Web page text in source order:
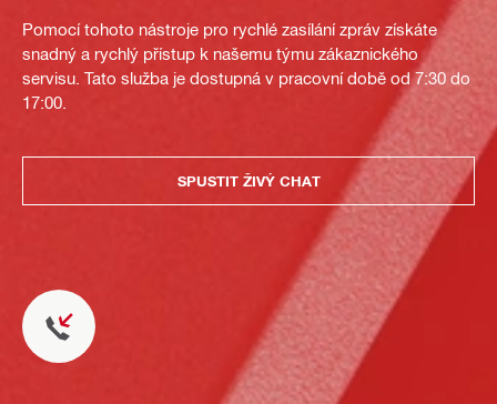
Pomocí tohoto nástroje pro rychlé zasílání zpráv získáte
snadný a rychlý přístup k našemu týmu zákaznického
servisu. Tato služba je dostupná v pracovní době od 7:30 do
17:00.
SPUSTIT ŽIVÝ CHAT